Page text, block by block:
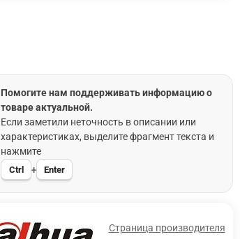
Помогите нам поддерживать информацию о
товаре актуальной.
Если заметили неточность в описании или
характеристиках, выделите фрагмент текста и
нажмите
Ctrl + Enter
Страница производителя